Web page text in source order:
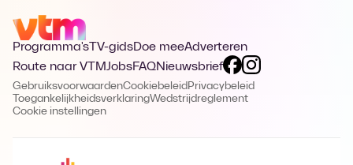
Programma's TV-gidsDoe meeAdverteren
Route naar VTMJobsFAQNieuwsbrief
GebruiksvoorwaardenCookiebeleid Privacybeleid
ToegankelijkheidsverklaringWedstrijdreglement
Cookie instellingen